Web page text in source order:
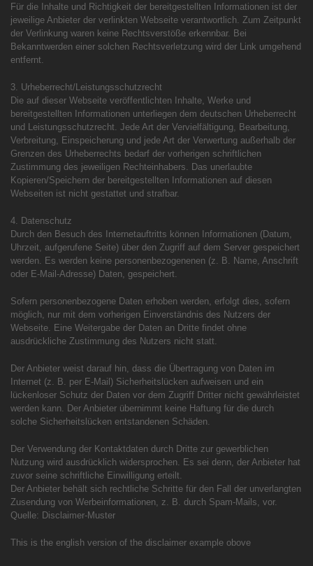
Für die Inhalte und Richtigkeit der bereitgestellten Informationen ist der
jeweilige Anbieter der verlinkten Webseite verantwortlich. Zum Zeitpunkt
der Verlinkung waren keine Rechtsverstöße erkennbar. Bei
Bekanntwerden einer solchen Rechtsverletzung wird der Link umgehend
entfernt.
3. Urheberrecht/Leistungsschutzrecht
Die auf dieser Webseite veröffentlichten Inhalte, Werke und
bereitgestellten Informationen unterliegen dem deutschen Urheberrecht
und Leistungsschutzrecht. Jede Art der Vervielfältigung, Bearbeitung,
Verbreitung, Einspeicherung und jede Art der Verwertung außerhalb der
Grenzen des Urheberrechts bedarf der vorherigen schriftlichen
Zustimmung des jeweiligen Rechteinhabers. Das unerlaubte
Kopieren/Speichern der bereitgestellten Informationen auf diesen
Webseiten ist nicht gestattet und strafbar.
4. Datenschutz
Durch den Besuch des Internetauftritts können Informationen (Datum,
Uhrzeit, aufgerufene Seite) über den Zugriff auf dem Server gespeichert
werden. Es werden keine personenbezogenenen (z. B. Name, Anschrift
oder E-Mail-Adresse) Daten, gespeichert.
Sofern personenbezogene Daten erhoben werden, erfolgt dies, sofern
möglich, nur mit dem vorherigen Einverständnis des Nutzers der
Webseite. Eine Weitergabe der Daten an Dritte findet ohne
ausdrückliche Zustimmung des Nutzers nicht statt.
Der Anbieter weist darauf hin, dass die Übertragung von Daten im
Internet (z. B. per E-Mail) Sicherheitslücken aufweisen und ein
lückenloser Schutz der Daten vor dem Zugriff Dritter nicht gewährleistet
werden kann. Der Anbieter übernimmt keine Haftung für die durch
solche Sicherheitslücken entstandenen Schäden.
Der Verwendung der Kontaktdaten durch Dritte zur gewerblichen
Nutzung wird ausdrücklich widersprochen. Es sei denn, der Anbieter hat
zuvor seine schriftliche Einwilligung erteilt.
Der Anbieter behält sich rechtliche Schritte für den Fall der unverlangten
Zusendung von Werbeinformationen, z. B. durch Spam-Mails, vor.
Quelle: Disclaimer-Muster
This is the english version of the disclaimer example obove